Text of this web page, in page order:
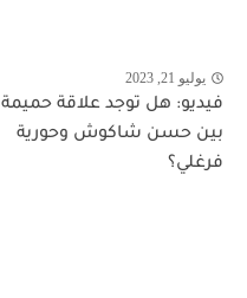
يوليو 21, 2023
فيديو: هل توجد علاقة حميمة
بين حسن شاكوش وحورية
فرغلي؟